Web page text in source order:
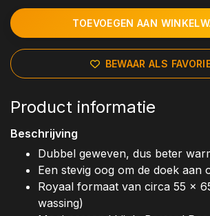
TOEVOEGEN AAN
BEWAAR ALS
Product informatie
Beschrijving
Dubbel geweven, dus beter
Een stevig oog om de doek aan
Royaal formaat van circa 55 x
wassing)